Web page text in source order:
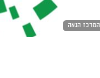
המרכז הגאה